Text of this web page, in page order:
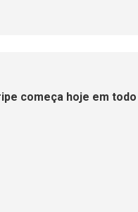
começa hoje em todo